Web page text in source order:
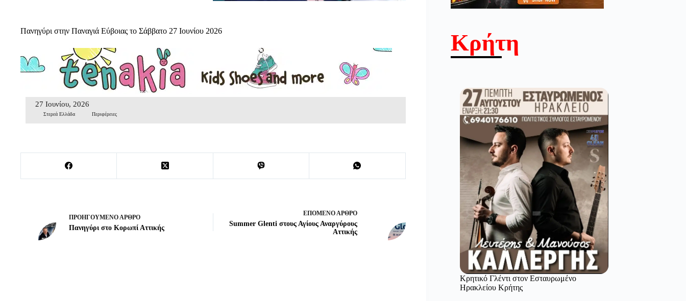
Πανηγύρι στην Παναγιά Εύβοιας το Σάββατο 27 Ιουνίου 2026
27 Ιουνίου, 2026
Στερεά Ελλάδα Περιφέρειες
ΠΡΟΗΓΟΎΜΕΝΟΆΡΘΡΟ
Πανηγύρι στο Κορωπί Αττικής
ΕΠΌΜΕΝΟΆΡΘΡΟ
Summer Glenti στους Αγίους Αναργύρους
Αττικής
Κρήτη
Κρητικό Γλέντι στον Εσταυρωμένο
Ηρακλείου Κρήτης